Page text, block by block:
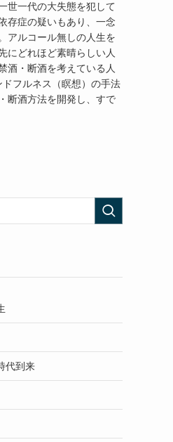
世一代の大失態を犯して
存症の疑いもあり、一念
アルコール無しの人生を
にどれほど素晴らしい人
酒・断酒を考えている人
フルネス（瞑想）の手法
断酒方法を開発し、すで
代到来